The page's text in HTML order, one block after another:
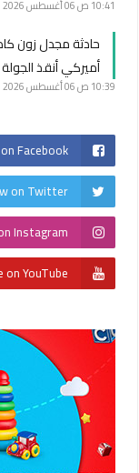
10:41 ص 06 أغسطس 2026
حادثة مجدل زون
أميركي أنقذ الجولة
10:39 ص 06 أغسطس 2026
Facebook
on Twitter
Instagram
on YouTube